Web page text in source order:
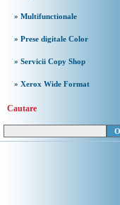
» Multifunctionale
» Prese digitale Color
» Servicii Copy Shop
» Xerox Wide Format
Cautare